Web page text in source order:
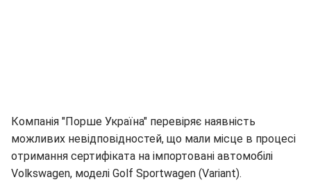
Компанія "Порше Україна" перевіряє наявність
можливих невідповідностей, що мали місце в процесі
отримання сертифіката на імпортовані автомобілі
Volkswagen, моделі Golf Sportwagen (Variant).